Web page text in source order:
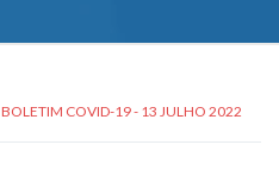
BOLETIM COVID-19 - 13 JULHO 2022